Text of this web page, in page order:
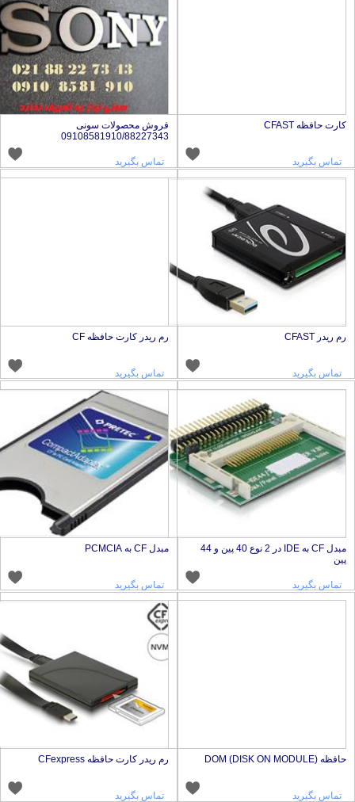
کارت حافظه CFAST
تماس بگیرید
فروش محصولات سونی
09108581910/88227343
تماس بگیرید
رم ریدر CFAST
تماس بگیرید
رم ریدر کارت حافظه CF
تماس بگیرید
مبدل CF به IDE در 2 نوع 40 پین و 44
پین
تماس بگیرید
مبدل CF به PCMCIA
تماس بگیرید
حافظه DOM (DISK ON MODULE)
تماس بگیرید
رم ریدر کارت حافظه CFexpress
تماس بگیرید